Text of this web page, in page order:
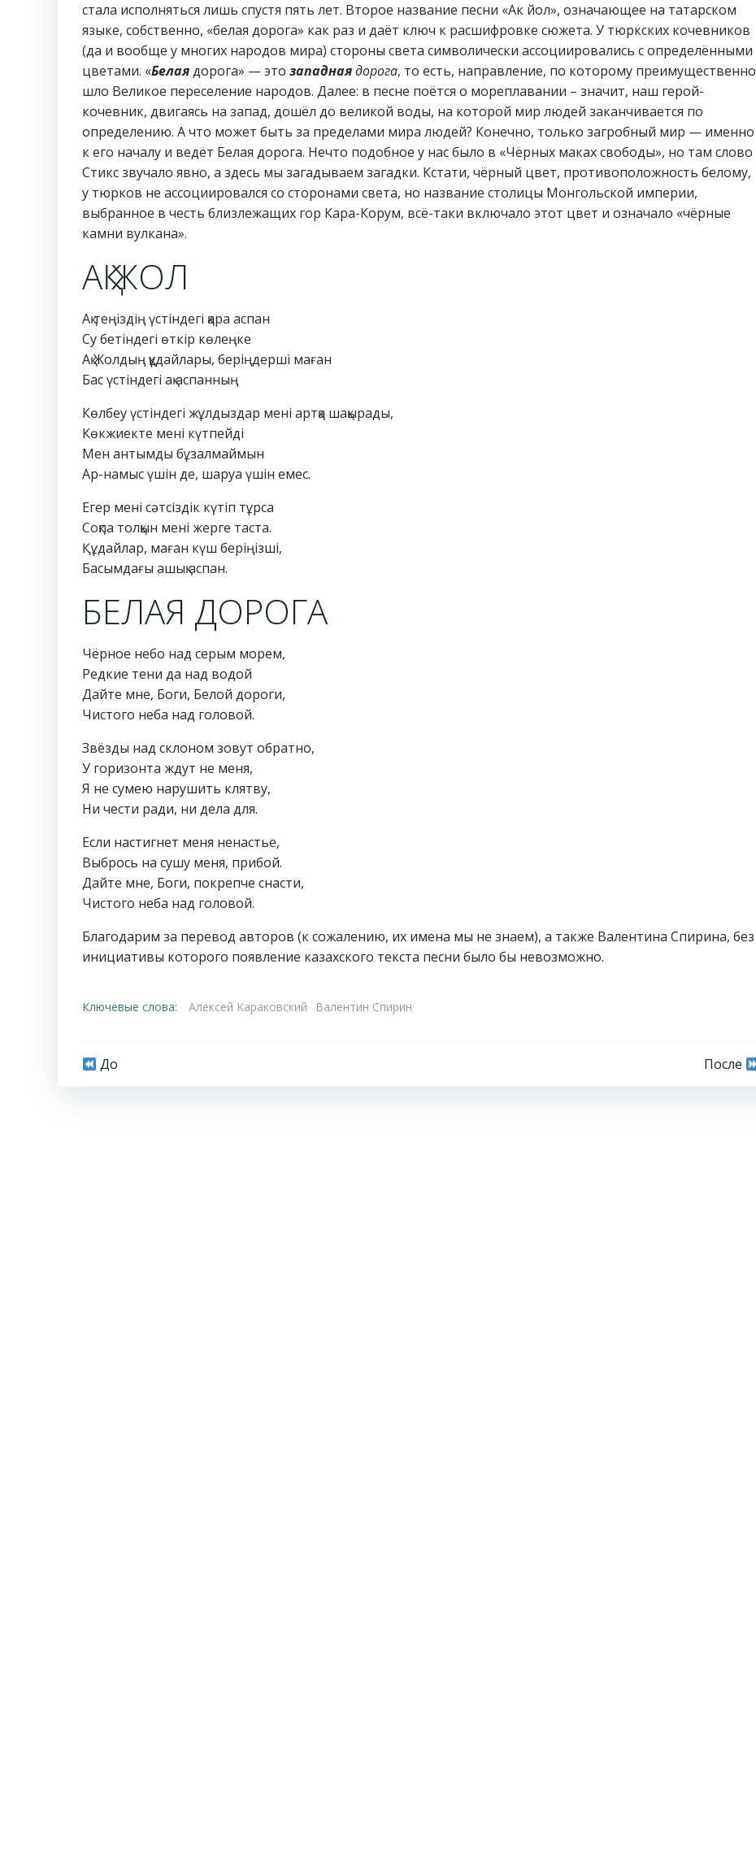
стала исполняться лишь спустя пять лет. Второе название песни «Ак йол», означающее на татарском
языке, собственно, «белая дорога» как раз и даёт ключ к расшифровке сюжета. У тюркских кочевников
(да и вообще у многих народов мира) стороны света символически ассоциировались с определёнными
цветами. «Белаядорога» — это западнаядорога, то есть, направление, по которому преимущественно
шло Великое переселение народов. Далее: в песне поётся о мореплавании – значит, наш герой-
кочевник, двигаясь на запад, дошёл до великой воды, на которой мир людей заканчивается по
определению. А что может быть за пределами мира людей? Конечно, только загробный мир — именно
к его началу и ведёт Белая дорога. Нечто подобное у нас было в «Чёрных маках свободы», но там слово
Стикс звучало явно, а здесь мы загадываем загадки. Кстати, чёрный цвет, противоположность белому,
у тюрков не ассоциировался со сторонами света, но название столицы Монгольской империи,
выбранное в честь близлежащих гор Кара-Корум, всё-таки включало этот цвет и означало «чёрные
камни вулкана».
АҚ ЖОЛ
Ақ теңіздің үстіндегі қара аспан
Су бетіндегі өткір көлеңке
Ақ Жолдың құдайлары, беріңдерші маған
Бас үстіндегі ақ аспанның
Көлбеу үстіндегі жұлдыздар мені артқа шақырады,
Көкжиекте мені күтпейді
Мен антымды бұзалмаймын
Ар-намыс үшін де, шаруа үшін емес.
Егер мені сәтсіздік күтіп тұрса
Соқпа толқын мені жерге таста.
Құдайлар, маған күш беріңізші,
Басымдағы ашық аспан.
БЕЛАЯ ДОРОГА
Чёрное небо над серым морем,
Редкие тени да над водой
Дайте мне, Боги, Белой дороги,
Чистого неба над головой.
Звёзды над склоном зовут обратно,
У горизонта ждут не меня,
Я не сумею нарушить клятву,
Ни чести ради, ни дела для.
Если настигнет меня ненастье,
Выбрось на сушу меня, прибой.
Дайте мне, Боги, покрепче снасти,
Чистого неба над головой.
Благодарим за перевод авторов (к сожалению, их имена мы не знаем), а также Валентина Спирина, без
инициативы которого появление казахского текста песни было бы невозможно.
Ключевые слова: Алексей Караковский Валентин Спирин
Навигация
До После